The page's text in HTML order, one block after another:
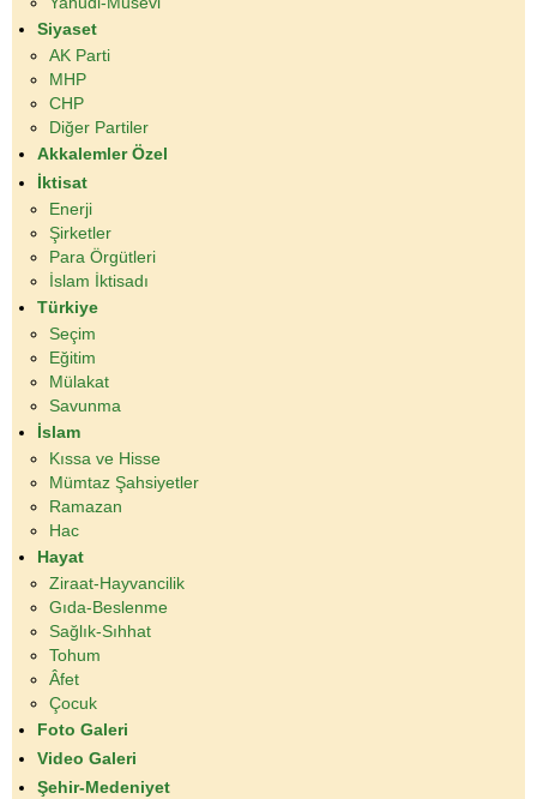
Siyaset
AK Parti
MHP
CHP
Diğer Partiler
Akkalemler Özel
İktisat
Enerji
Şirketler
Para Örgütleri
İslam İktisadı
Türkiye
Seçim
Eğitim
Mülakat
Savunma
İslam
Kıssa ve Hisse
Mümtaz Şahsiyetler
Ramazan
Hac
Hayat
Ziraat-Hayvancilik
Gıda-Beslenme
Sağlık-Sıhhat
Tohum
Âfet
Çocuk
Foto Galeri
Video Galeri
Şehir-Medeniyet